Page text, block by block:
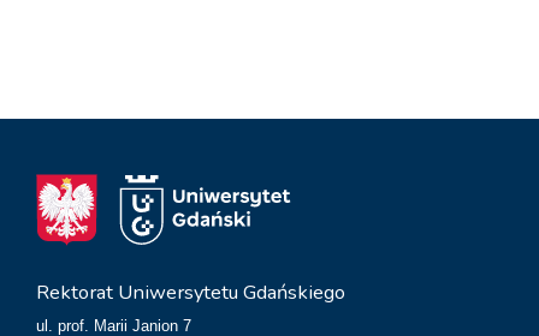
Rektorat Uniwersytetu Gdańskiego
ul. prof. Marii Janion 7